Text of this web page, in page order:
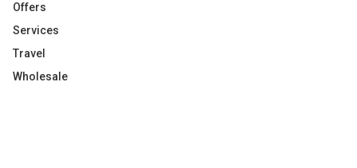
Offers
Services
Travel
Wholesale